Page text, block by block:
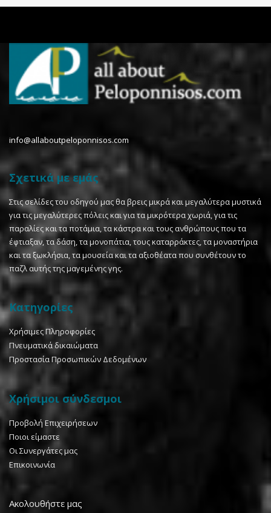
info@allaboutpeloponnisos.com
Σχετικά με εμάς
Στις σελίδες του οδηγού μας θα βρεις μικρά και μεγαλύτερα μυστικά
για τις μεγαλύτερες πόλεις και για τα μικρότερα χωριά, για τις
παραλίες και τα ποτάμια, τα κάστρα και τους ανθρώπους που τα
έφτιαξαν, τα δάση, τα μονοπάτια, τους καταρράκτες, τα μοναστήρια
και τα ξωκλήσια, τα μουσεία και τα αξιοθέατα που συνθέτουν το
παζλ αυτής της μαγεμένης γης.
Κατηγορίες
Χρήσιμες Πληροφορίες
Πνευματικά δικαιώματα
Προστασία Προσωπικών Δεδομένων
Χρήσιμοι σύνδεσμοι
Προβολή Επιχειρήσεων
Ποιοι είμαστε
Οι Συνεργάτες μας
Επικοινωνία
Ακολουθήστε μας